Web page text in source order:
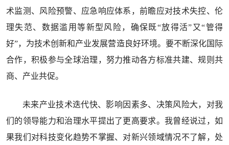
术监测、风险预警、应急响应体系，前瞻应对技术失控、伦
理失范、数据滥用等新型风险，确保既“放得活”又“管得
好”，为技术创新和产业发展营造良好环境。要不断深化国际
合作，积极参与全球治理，努力推动各方标准共建、规则共
商、产业共促。
未来产业技术迭代快、影响因素多、决策风险大，对我
们的领导能力和治理水平提出了更高要求。我曾经说过，如
果我们对科技变化趋势不掌握、对新兴领域情况不了解，处